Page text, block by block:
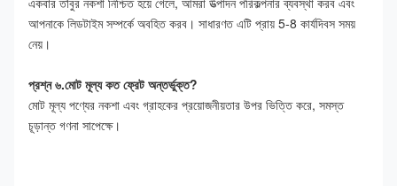
আপনাকে লিডটাইম সম্পর্কে অবহিত করব। সাধারণত এটি প্রায় 5-8 কার্যদিবস সময়
নেয়।
প্রশ্ন ৬.মোট মূল্য কত ফ্রেট অন্তর্ভুক্ত?
মোট মূল্য পণ্যের নকশা এবং গ্রাহকের প্রয়োজনীয়তার উপর ভিত্তি করে, সমস্ত
চূড়ান্ত গণনা সাপেক্ষে।